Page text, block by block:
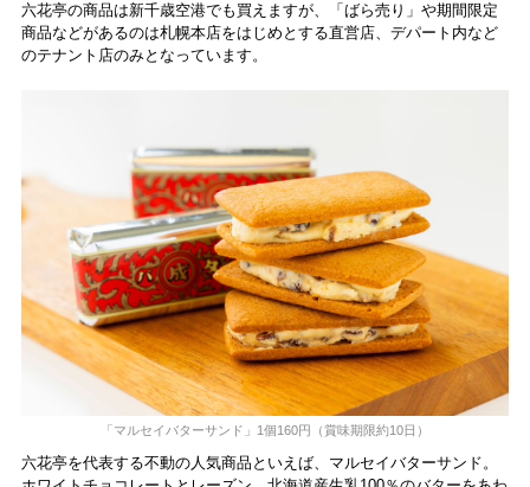
六花亭の商品は新千歳空港でも買えますが、「ばら売り」や期間限定
商品などがあるのは札幌本店をはじめとする直営店、デパート内など
のテナント店のみとなっています。
「マルセイバターサンド」1個160円（賞味期限約10日）
六花亭を代表する不動の人気商品といえば、マルセイバターサンド。